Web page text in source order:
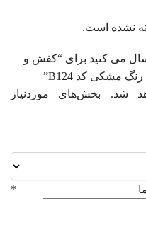
نشده است.
می کنید برای “کفش و
شد.
بخش‌های موردنیاز
شما *